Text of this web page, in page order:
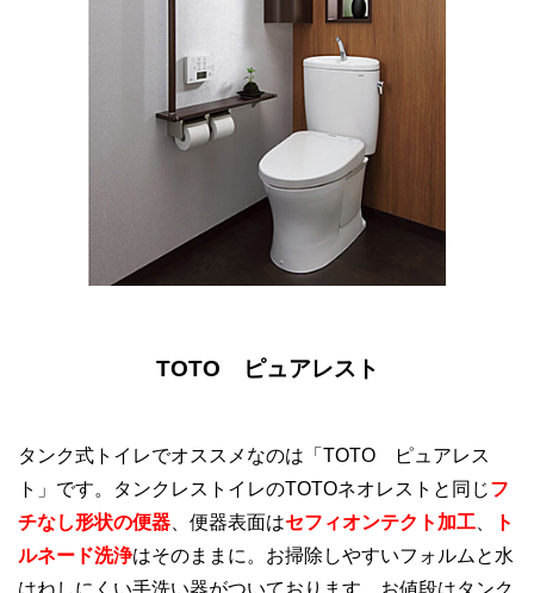
TOTO ピュアレスト
タンク式トイレでオススメなのは「TOTO ピュアレス
ト」です。タンクレストイレのTOTOネオレストと同じフ
チなし形状の便器 、便器表面はセフィオンテクト加工
ト
ルネード洗浄はそのままに。お掃除しやすいフォルムと水
はねしにくい手洗い器がついております。お値段はタンク